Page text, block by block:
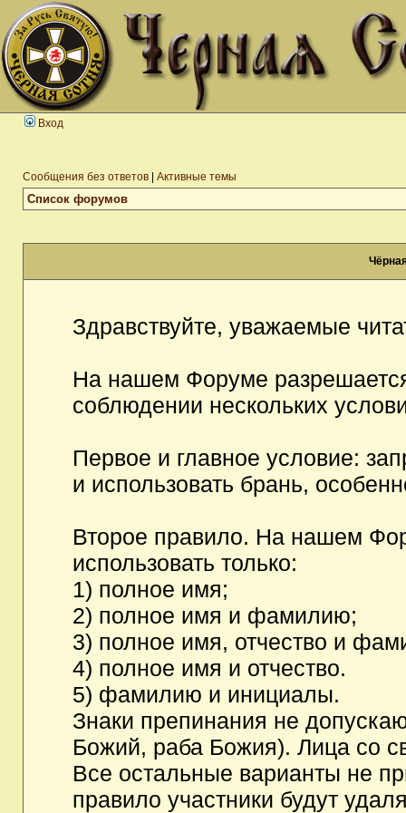
Вход
Сообщения без ответов Активные темы
Список форумов
Здравствуйте, уважаемые
На нашем Форуме
соблюдении нескольких
Первое и главное условие:
и использовать брань,
Второе правило. На нашем
использовать только:
1) полное имя;
2) полное имя и фамилию;
3) полное имя, отчество и
4) полное имя и отчество.
5) фамилию и инициалы.
Знаки препинания не
Божий, раба Божия). Лица со
Все остальные варианты не
правило участники будут